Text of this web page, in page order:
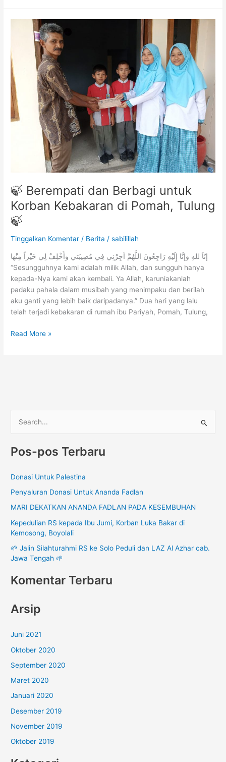
🍃 Berempati dan Berbagi untuk
Korban Kebakaran di Pomah, Tulung
🍃
Tinggalkan Komentar / Berita /sabilillah
إنّاَ للهِ وإنَّا إِلَيْهِ رَاجِعُونَ اللَّهُمَّ أجِرْنِي فِي مُصِيبَتي وأَخْلِفْ لِي خَيْراً مِنْها
“Sesungguhnya kami adalah milik Allah, dan sungguh hanya
kepada-Nya kami akan kembali. Ya Allah, karuniakanlah
padaku pahala dalam musibah yang menimpaku dan berilah
aku ganti yang lebih baik daripadanya.” Dua hari yang lalu
telah terjadi kebakaran di rumah ibu Pariyah, Pomah, Tulung,
Berempati
Berbagi
untuk
Korban
Kebakaran
di
Pomah,
Tulung
Read More »
r
u
n
t
u
k
:
Pos-pos Terbaru
Donasi Untuk Palestina
Penyaluran Donasi Untuk Ananda Fadlan
MARI DEKATKAN ANANDA FADLAN PADA KESEMBUHAN
Kepedulian RS kepada Ibu Jumi, Korban Luka Bakar di
Kemosong, Boyolali
🌱 Jalin Silahturahmi RS ke Solo Peduli dan LAZ Al Azhar cab.
Jawa Tengah 🌱
Komentar Terbaru
Arsip
Juni 2021
Oktober 2020
September 2020
Maret 2020
Januari 2020
Desember 2019
November 2019
Oktober 2019